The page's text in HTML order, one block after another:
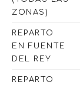
ZONAS)
REPARTO
EN FUENTE
DEL REY
REPARTO